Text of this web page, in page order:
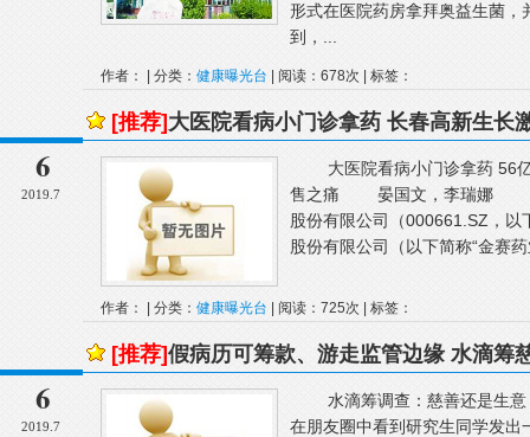
形式在医院药房拿拜奥益生菌
到，...
作者： | 分类： 健康曝光台 | 阅读：678次 | 标签：
6
2019.7
[推荐] 大医院看病小门诊拿药 长春高新生长
大医院看病小门诊拿药 56亿
售之痛 晏国文，李瑞娜 七
股份有限公司（000661.SZ，以
股份有限公司（以下简称“金赛
作者： | 分类： 健康曝光台 | 阅读：725次 | 标签：
6
2019.7
[推荐]假病历可筹款、游走监管边缘 水滴筹
水滴筹调查：慈善还是生
在朋友圈中看到研究生同学发